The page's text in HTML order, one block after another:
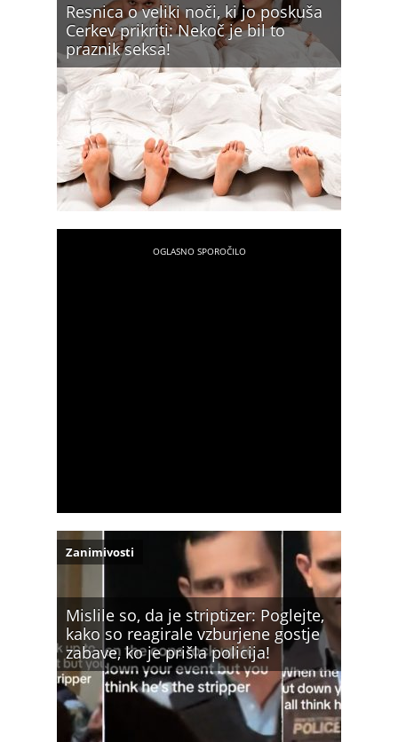
Resnica o veliki noči, ki jo poskuša
Cerkev prikriti: Nekoč je bil to
praznik seksa!
Mislile so, da je striptizer: Poglejte,
kako so reagirale vzburjene gostje
zabave, ko je prišla policija!
Zanimivosti